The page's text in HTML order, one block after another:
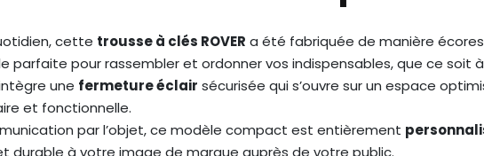
cette trousse à clés ROVER a été fabriquée de manière
parfaite pour rassembler et ordonner vos indispensables, que ce soit
une fermeture éclair sécurisée qui s’ouvre sur un espace
et fonctionnelle.
par l’objet, ce modèle compact est entièrement
durable à votre image de marque auprès de votre public.